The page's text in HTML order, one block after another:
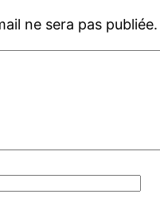
ne sera pas publiée.